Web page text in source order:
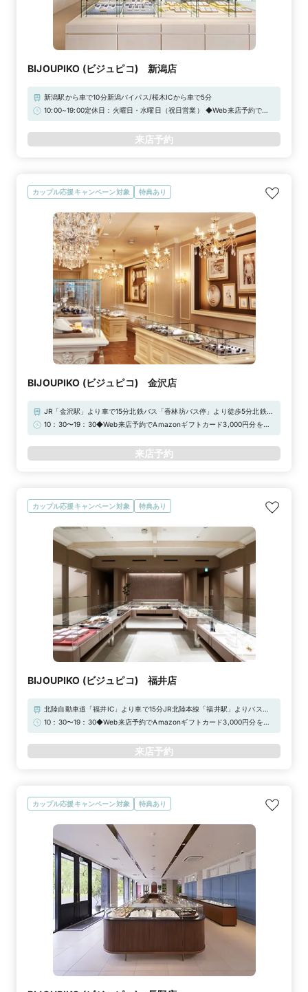
BIJOUPIKO (ビジュピコ) 新潟店
新潟駅から車で10分新潟バイパス/桜木ICから車で5分
10:00~19:00定休日：火曜日・水曜日（祝日営業） ◆Web来店予約で
業のお知らせ】通常、定休日をいただいておりますが、下記日程につきま
して臨時営業いたします。祝日 / 9月30日（水）/ 2026年12月22日来店予約
カップル応援キャンペーン対象 特典あり
BIJOUPIKO (ビジュピコ) 金沢店
JR「金沢駅」より車で15分北鉄バス「香林坊バス停」より徒歩5分北鉄バ
ス「片町バス停」より徒歩5分 パティオ隣CoCoTTo KANAZAWA隣
10：30〜19：30◆Web来店予約でAmazonギフトカード3,000円分をプ
来店予約
カップル応援キャンペーン対象 特典あり
BIJOUPIKO (ビジュピコ) 福井店
北陸自動車道「福井IC」より車で15分JR北陸本線「福井駅」よりバスで
25分「福井駅」より車で約13分「福井北IC」より車で約10分
10：30〜19：30◆Web来店予約でAmazonギフトカード3,000円分をプ
来店予約
カップル応援キャンペーン対象 特典あり